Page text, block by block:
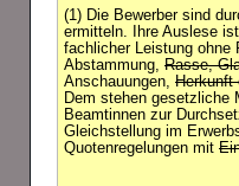
(1) Die Bewerber sind
ermitteln. Ihre Auslese
fachlicher Leistung
Abstammung, Rasse,
Anschauungen, Herkunft
Dem stehen gesetzliche
Beamtinnen zur
Gleichstellung im
Quotenregelungen mit